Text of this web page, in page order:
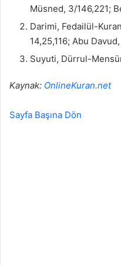
Müsned, 3/146,221;
Darimi, Fedailül-
14,25,116; Abu
Suyuti, Dürrul-
Kaynak: OnlineKuran.net
Sayfa Başına Dön